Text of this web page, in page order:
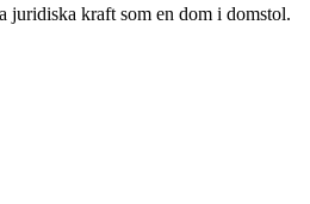
juridiska kraft som en dom i domstol.